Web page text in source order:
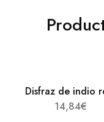
Disfraz de indio
14,84€